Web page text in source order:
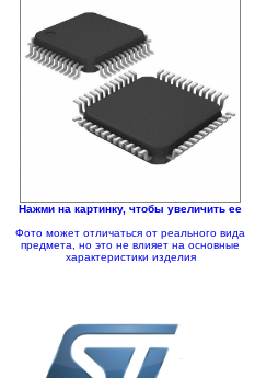
Нажми на картинку, чтобы увеличить ее
Фото может отличаться от реального вида
предмета, но это не влияет на основные
характеристики изделия